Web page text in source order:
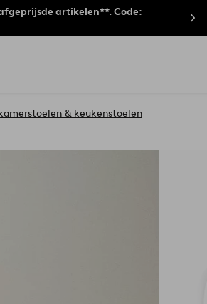
artikelen**. Code:
& keukenstoelen